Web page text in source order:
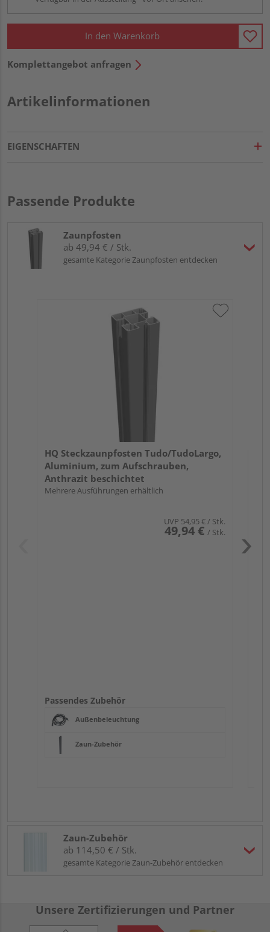
In den Warenkorb
Komplettangebot anfragen
Artikelinformationen
EIGENSCHAFTEN
Passende Produkte
Zaunpfosten
ab 49,94 € / Stk.
gesamte Kategorie Zaunpfosten entdecken
HQ Steckzaunpfosten Tudo/TudoLargo,
Aluminium, zum Aufschrauben,
Anthrazit beschichtet
Mehrere Ausführungen erhältlich
UVP 54,95 €/ Stk.
49,94 € / Stk.
Passendes Zubehör
Außenbeleuchtung
Zaun-Zubehör
Zaun-Zubehör
ab 114,50 € / Stk.
gesamte Kategorie Zaun-Zubehör entdecken
Unsere Zertifizierungen und Partner